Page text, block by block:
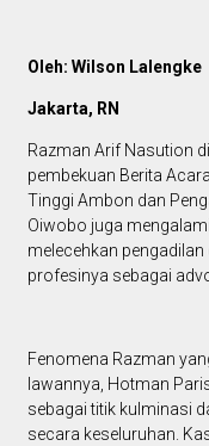
Oleh: Wilson Lalengke
Jakarta, RN
Razman Arif Nasution
pembekuan Berita
Tinggi Ambon dan
Oiwobo juga
melecehkan
profesinya sebagai
Fenomena Razman
lawannya, Hotman
sebagai titik kulminasi
secara keseluruhan.